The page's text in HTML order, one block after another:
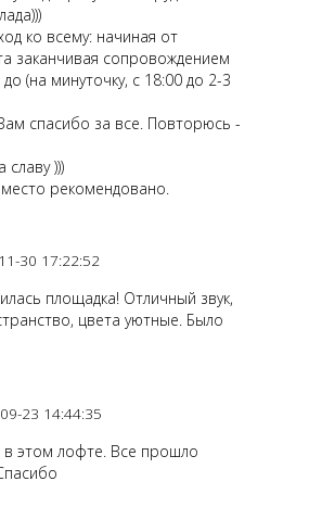
ко всему: начиная от
заканчивая сопровождением
(на минуточку, с 18:00 до 2-3
спасибо за все. Повторюсь -
славу )))
рекомендовано.
30 17:22:52
площадка! Отличный звук,
цвета уютные. Было
23 14:44:35
этом лофте. Все прошло